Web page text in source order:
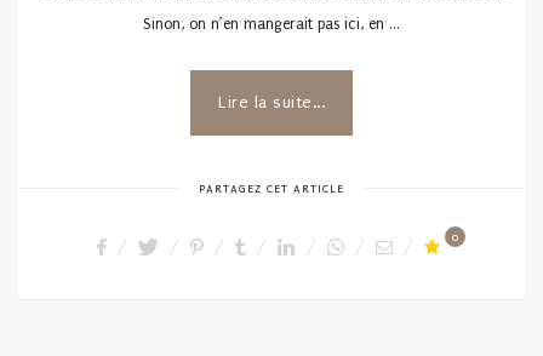
Sinon, on n’en mangerait pas ici, en …
Lire la suite...
PARTAGEZ CET ARTICLE
0